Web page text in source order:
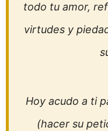
todo tu amor,
virtudes y
Hoy acudo a ti
(hacer su